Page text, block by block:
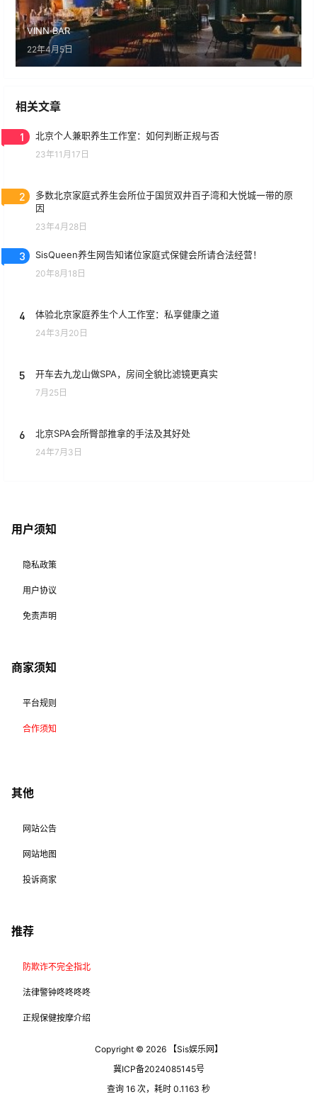
VINN·BAR
22年4月5日
相关文章
1 北京个人兼职养生工作室：如何判断正规与否
23年11月17日
2
多数北京家庭式养生会所位于国贸双井百子湾和大悦城一带的原
因
23年4月28日
3 SisQueen养生网告知诸位家庭式保健会所请合法经营！
20年8月18日
4 体验北京家庭养生个人工作室：私享健康之道
24年3月20日
5 开车去九龙山做SPA，房间全貌比滤镜更真实
7月25日
6 北京SPA会所臀部推拿的手法及其好处
24年7月3日
用户须知
隐私政策
用户协议
免责声明
商家须知
平台规则
合作须知
其他
网站公告
网站地图
投诉商家
推荐
防欺诈不完全指北
法律警钟咚咚咚咚
正规保健按摩介绍
Copyright © 2026【Sis娱乐网】
冀ICP备2024085145号
查询 16 次，耗时 0.1163 秒